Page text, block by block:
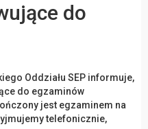
do
Oddziału SEP informuje,
do egzaminów
jest egzaminem na
telefonicznie,